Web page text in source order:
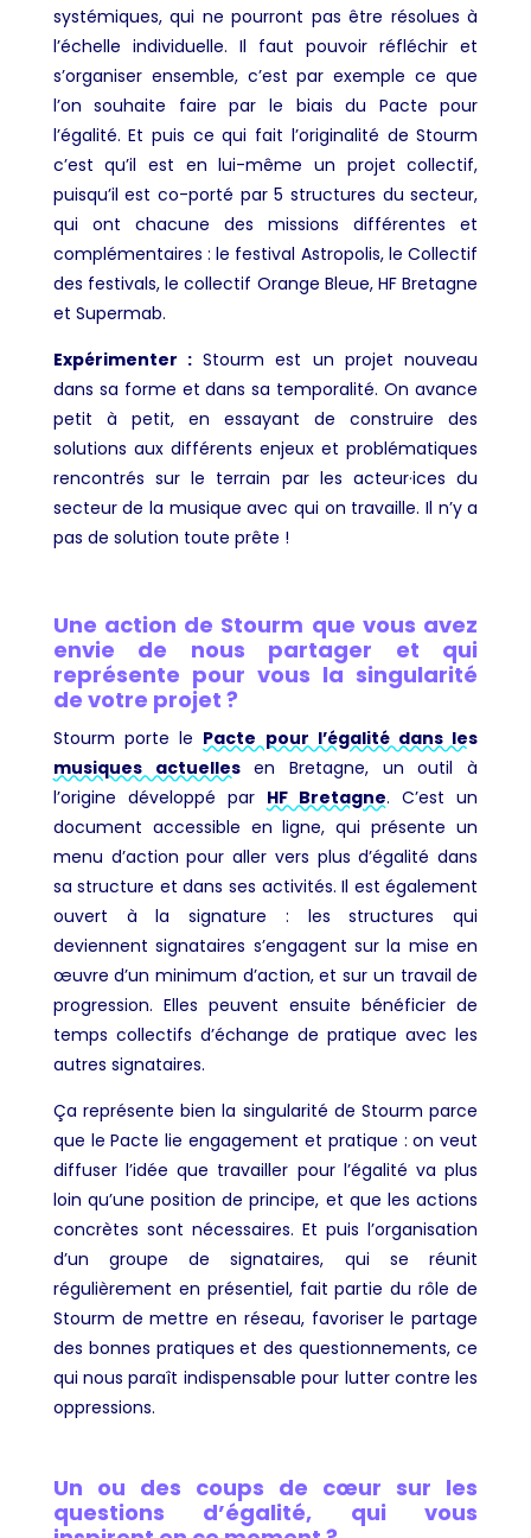
systémiques, qui ne pourront pas être résolues à
l’échelle individuelle. Il faut pouvoir réfléchir et
s’organiser ensemble, c’est par exemple ce que
l’on souhaite faire par le biais du Pacte pour
l’égalité. Et puis ce qui fait l’originalité de Stourm
c’est qu’il est en lui-même un projet collectif,
puisqu’il est co-porté par 5 structures du secteur,
qui ont chacune des missions différentes et
complémentaires : le festival Astropolis, le Collectif
des festivals, le collectif Orange Bleue, HF Bretagne
et Supermab.
Expérimenter : Stourm est un projet nouveau
dans sa forme et dans sa temporalité. On avance
petit à petit, en essayant de construire des
solutions aux différents enjeux et problématiques
rencontrés sur le terrain par les acteur·ices du
secteur de la musique avec qui on travaille. Il n’y a
pas de solution toute prête !
Une action de Stourm que vous avez
envie de nous partager et qui
représente pour vous la singularité
de votre projet ?
Stourm porte le Pacte pour l’égalité dans les
musiques actuellesen Bretagne, un outil à
l’origine développé par HF Bretagne. C’est un
document accessible en ligne, qui présente un
menu d’action pour aller vers plus d’égalité dans
sa structure et dans ses activités. Il est également
ouvert à la signature : les structures qui
deviennent signataires s’engagent sur la mise en
œuvre d’un minimum d’action, et sur un travail de
progression. Elles peuvent ensuite bénéficier de
temps collectifs d’échange de pratique avec les
autres signataires.
Ça représente bien la singularité de Stourm parce
que le Pacte lie engagement et pratique : on veut
diffuser l’idée que travailler pour l’égalité va plus
loin qu’une position de principe, et que les actions
concrètes sont nécessaires. Et puis l’organisation
d’un groupe de signataires, qui se réunit
régulièrement en présentiel, fait partie du rôle de
Stourm de mettre en réseau, favoriser le partage
des bonnes pratiques et des questionnements, ce
qui nous paraît indispensable pour lutter contre les
oppressions.
Un ou des coups de cœur sur les
questions d’égalité, qui vous